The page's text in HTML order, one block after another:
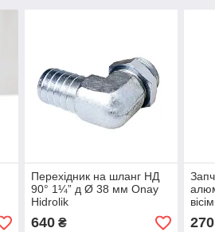
Перехідник на шланг НД
90° 1¼” д Ø 38 мм Onay
Hidrolik
640₴ 270